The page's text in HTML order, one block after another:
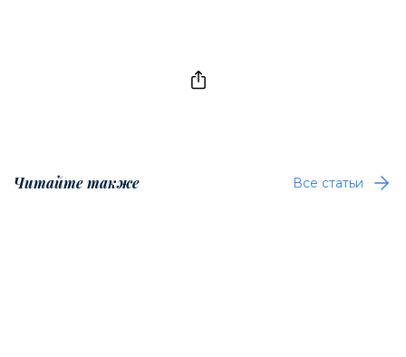
Читайте также Все статьи